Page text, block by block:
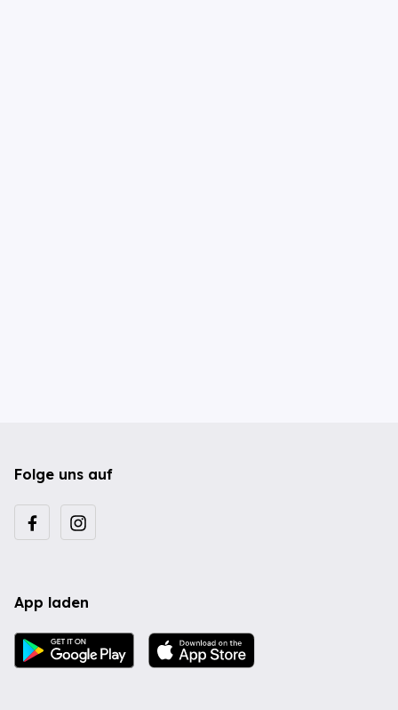
Folge uns auf
App laden